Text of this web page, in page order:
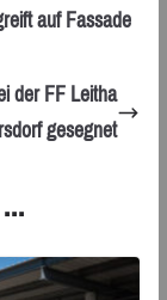
auf Fassade
der FF Leitha
gesegnet